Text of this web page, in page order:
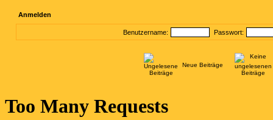
Anmelden
Benutzername: Passwort:
Neue Beiträge